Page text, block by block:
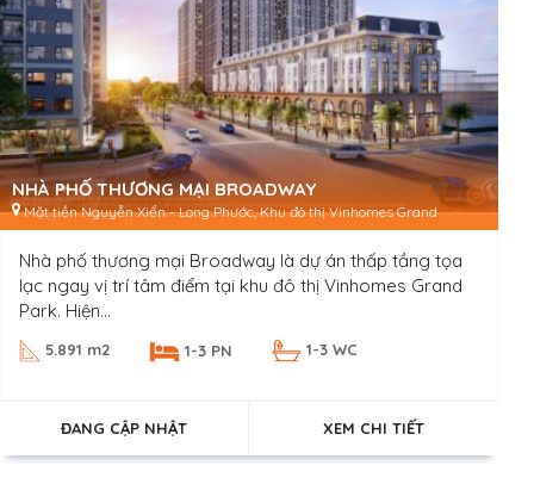
NHÀ PHỐ THƯƠNG MẠI BROADWAY
Mặt tiền Nguyễn Xiển - Long Phước, Khu đô thị Vinhomes Grand
Park, Phường Long Thạnh Mỹ, TP. Thủ Đức
Nhà phố thương mại Broadway là dự án thấp tầng tọa
lạc ngay vị trí tâm điểm tại khu đô thị Vinhomes Grand
Park. Hiện...
5.891 m2 1-3 PN 1-3 WC
ĐANG CẬP NHẬT XEM CHI TIẾT